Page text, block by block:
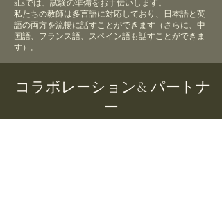
sLsでは、試験の準備をお手伝いします。
私たちの教師は多言語に対応しており、日本語と英
語の両方を流暢に話すことができます（さらに、中
国語、フランス語、スペイン語も話すことができま
す）。
コラボレーション& パートナ
ー